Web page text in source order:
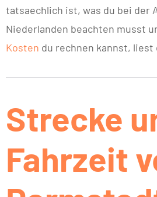
tatsaechlich ist, was du bei der
Niederlanden beachten musst
Kosten du rechnen kannst, liest
Strecke
Fahrzeit